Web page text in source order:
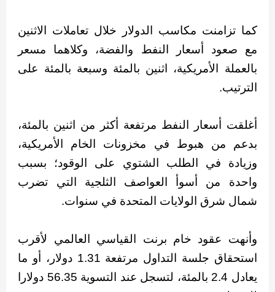
كما تزامنت مكاسب الدولار خلال تعاملات الاثنين
مع صعود أسعار النفط والفضة، وكلاهما مسعر
بالعملة الأمريكية، اثنين بالمئة وسبعة بالمئة على
الترتيب.
أغلقت أسعار النفط مرتفعة أكثر من اثنين بالمئة،
بدعم من هبوط في مخزونات الخام الأمريكية،
وزيادة في الطلب الشتوي على الوقود؛ بسبب
واحدة من أسوأ العواصف الثلجية التي تضرب
شمال شرق الولايات المتحدة في سنوات.
وأنهت عقود خام برنت القياسي العالمي لأقرب
استحقاق جلسة التداول مرتفعة 1.31 دولار، أو ما
يعادل 2.4 بالمئة، لتسجل عند التسوية 56.35 دولارا